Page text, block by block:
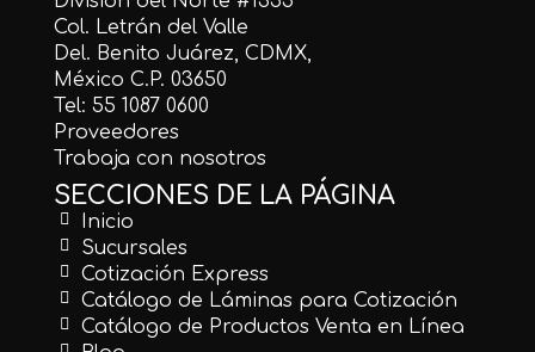
Col. Letrán del Valle
Del. Benito Juárez, CDMX,
México C.P. 03650
Tel: 55 1087 0600
Proveedores
Trabaja con nosotros
SECCIONES DE LA PÁGINA
Inicio
Sucursales
Cotización Express
Catálogo de Láminas para Cotización
Catálogo de Productos Venta en Línea